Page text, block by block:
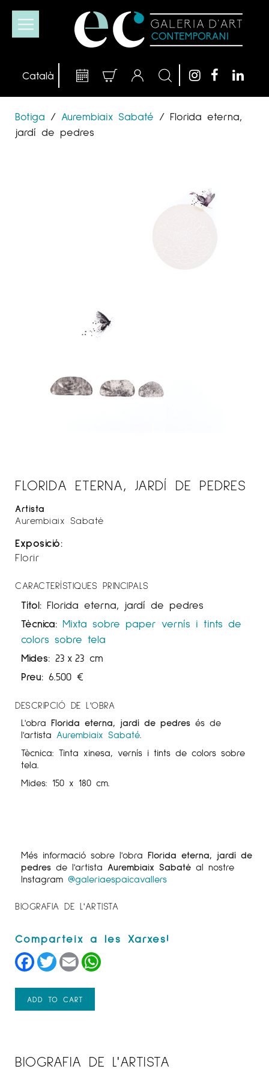
Botiga / Aurembiaix Sabaté / Florida eterna,
jardí de pedres
FLORIDA ETERNA, JARDÍ DE PEDRES
Artista
Aurembiaix Sabaté
Exposició:
Florir
CARACTERÍSTIQUES PRINCIPALS
Títol: Florida eterna, jardí de pedres
Tècnica: Mixta sobre paper vernís i tints de
colors sobre tela
Mides: 23 x 23 cm
Preu: 6.500 €
DESCRIPCIÓ DE L'OBRA
L'obra Florida eterna, jardí de pedres és de
l'artista Aurembiaix Sabaté.
Tècnica: Tinta xinesa, vernís i tints de colors sobre
tela.
Mides: 150 x 180 cm.
Més informació sobre l'obra Florida eterna, jardí de
pedres de l'artista Aurembiaix Sabaté al nostre
Instagram @galeriaespaicavallers
BIOGRAFIA DE L'ARTISTA
Facebook
TwitterEmail
ADD TO CART
BIOGRAFIA DE L'ARTISTA